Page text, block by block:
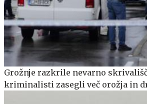
Grožnje razkrile nevarno
kriminalisti zasegli več orožja in